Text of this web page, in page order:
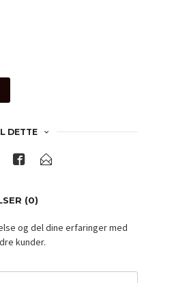
DETTE
(0)
og del dine erfaringer med
kunder.